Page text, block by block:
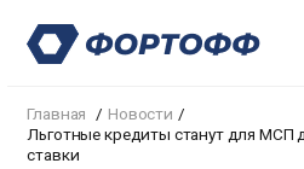
Главная
Новости
Льготные кредиты станут для МСП
ставки